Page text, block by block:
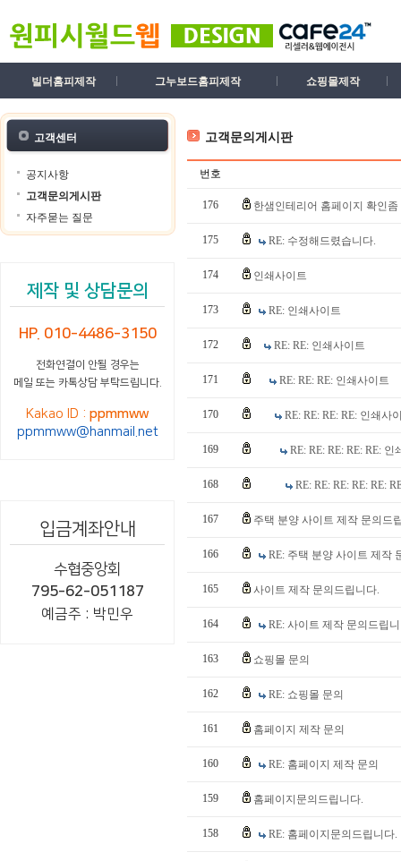
빌더홈피제작 그누보드홈피제작 쇼핑몰제작
고객센터
공지사항
고객문의게시판
자주묻는 질문
제작 및 상담문의
HP. 010-4486-3150
전화연결이 안될 경우는
메일 또는 카톡상담 부탁드립니다.
Kakao ID :ppmmww
ppmmww@hanmail.net
입금계좌안내
수협중앙회
795-62-051187
예금주 : 박민우
고객문의게시판
번호
176 한샘인테리어 홈페이지 확인
175 RE: 수정해드렸습니다.
174 인쇄사이트
173 RE: 인쇄사이트
172 RE: RE: 인쇄사이트
171 RE: RE: RE: 인쇄사이트
170 RE: RE: RE: RE: 인쇄사
169 RE: RE: RE: RE: RE: 인
168 RE: RE: RE: RE: RE:
167 주택 분양 사이트 제작 문의드
166 RE: 주택 분양 사이트 제작
165 사이트 제작 문의드립니다.
164 RE: 사이트 제작 문의드립
163 쇼핑몰 문의
162 RE: 쇼핑몰 문의
161 홈페이지 제작 문의
160 RE: 홈페이지 제작 문의
159 홈페이지문의드립니다.
158 RE: 홈페이지문의드립니다.